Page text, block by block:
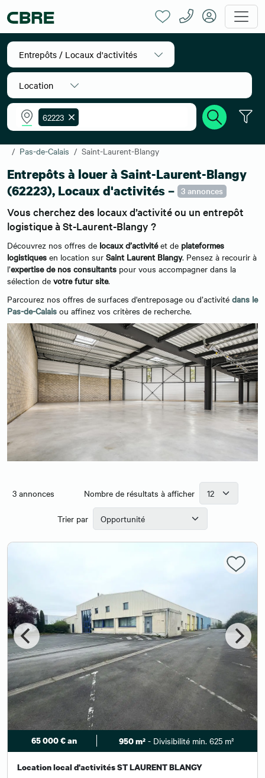
Entrepôts / Locaux d'activités
Location
62223
Pas-de-Calais
Saint-Laurent-Blangy
Entrepôts à louer à Saint-Laurent-Blangy
(62223), Locaux d'activités – 3 annonces
Vous cherchez des locaux d’activité ou un entrepôt
logistique à St-Laurent-Blangy ?
Découvrez nos offres de locaux d’activitéet de plateformes
logistiques en location sur Saint Laurent Blangy. Pensez à recourir à
l’expertise de nos consultants pour vous accompagner dans la
sélection de votre futur site.
Parcourez nos offres de surfaces d'entreposage ou d’activité dans le
Pas-de-Calais ou affinez vos critères de recherche.
3annonces Nombre de résultats à afficher
Trier par
65 000 € an 950 m²- Divisibilité min. 625 m²
Location local d'activités ST LAURENT BLANGY